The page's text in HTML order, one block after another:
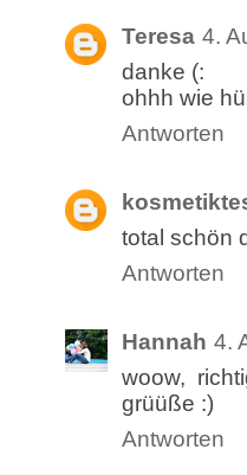
Teresa 4.
danke (:
ohhh wie
Antworten
total schön
Antworten
Hannah 4.
woow,
grüüße :)
Antworten